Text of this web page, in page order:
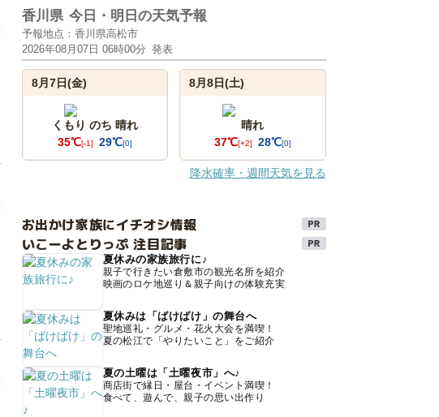
香川県 今日・明日の天気予報
予報地点：香川県高松市
2026年08月07日 06時00分 発表
8月7日(金)
くもり のち 晴れ
35℃[-1] 29℃[0]
8月8日(土)
晴れ
37℃[+2] 28℃[0]
降水確率・週間天気を見る
お出かけ家族にイチオシ情報
いこーよとりっぷ 注目記事
夏休みの家族旅行に♪
親子で行きたい倉敷市の観光名所を紹介
映画のロケ地巡り＆親子向けの体験充実
夏休みは「ばけばけ」の舞台へ
聖地巡礼・グルメ・花火大会を満喫！
夏の松江で「やりたいこと」をご紹介
夏の土曜は「土曜夜市」へ♪
商店街で縁日・屋台・イベント満喫！
食べて、遊んで、親子の思い出作り